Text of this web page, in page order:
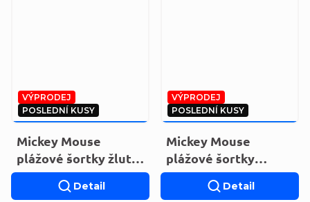
VÝPRODEJ
POSLEDNÍ KUSY
Mickey Mouse
plážové šortky žluté
EV1846.YELLOW
Detail
VÝPRODEJ
POSLEDNÍ KUSY
Mickey Mouse
plážové šortky
oranžové
EV1846.ORANGE
Detail